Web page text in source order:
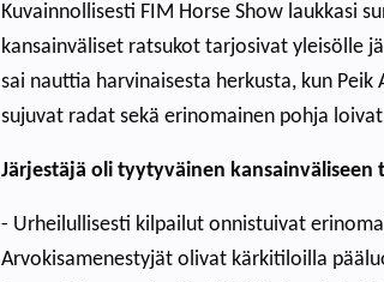
Kuvainnollisesti FIM Horse Show laukkasi
kansainväliset ratsukot tarjosivat yleisölle
sai nauttia harvinaisesta herkusta, kun
sujuvat radat sekä erinomainen pohja
Järjestäjä oli tyytyväinen kansainväliseen
- Urheilullisesti kilpailut onnistuivat
Arvokisamenestyjät olivat kärkitiloilla